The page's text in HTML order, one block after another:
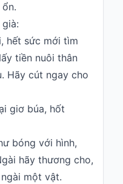
hết sức mới tìm
tiền nuôi thân
Hãy cút ngay cho
giơ búa, hốt
bóng với hình,
hãy thương cho,
một vật.